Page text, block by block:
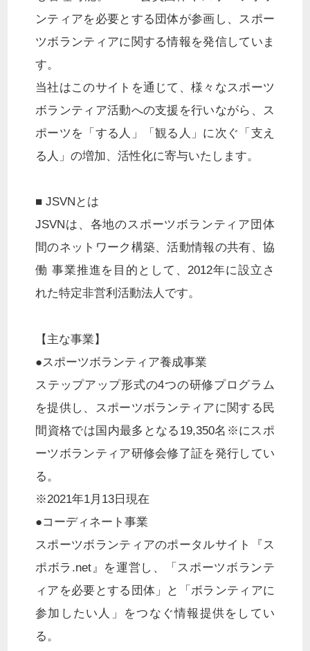
ンティアを必要とする団体が参画し、スポー
ツボランティアに関する情報を発信していま
す。
当社はこのサイトを通じて、様々なスポーツ
ボランティア活動への支援を行いながら、ス
ポーツを「する人」「観る人」に次ぐ「支え
る人」の増加、活性化に寄与いたします。
■ JSVNとは
JSVNは、各地のスポーツボランティア団体
間のネットワーク構築、活動情報の共有、協
働 事業推進を目的として、2012年に設立さ
れた特定非営利活動法人です。
【主な事業】
●スポーツボランティア養成事業
ステップアップ形式の4つの研修プログラム
を提供し、スポーツボランティアに関する民
間資格では国内最多となる19,350名※にスポ
ーツボランティア研修会修了証を発行してい
る。
※2021年1月13日現在
●コーディネート事業
スポーツボランティアのポータルサイト『ス
ポボラ.net』を運営し、「スポーツボランテ
ィアを必要とする団体」と「ボランティアに
参加したい人」をつなぐ情報提供をしてい
る。